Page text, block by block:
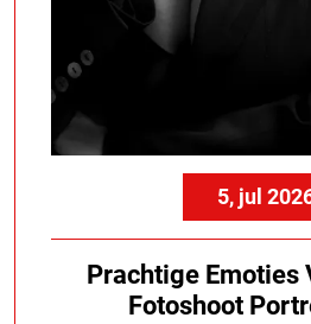
5, jul
Prachtige Emoties
Fotoshoot